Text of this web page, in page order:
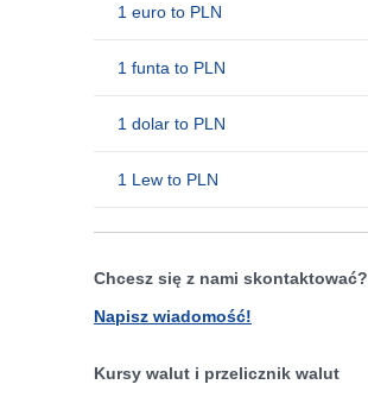
1 euro to PLN
1 funta to PLN
1 dolar to PLN
1 Lew to PLN
Chcesz się z nami skontaktować?
Napisz wiadomość!
Kursy walut i przelicznik walut